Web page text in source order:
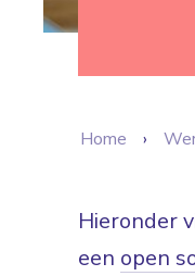
Home
Hieronder
een open